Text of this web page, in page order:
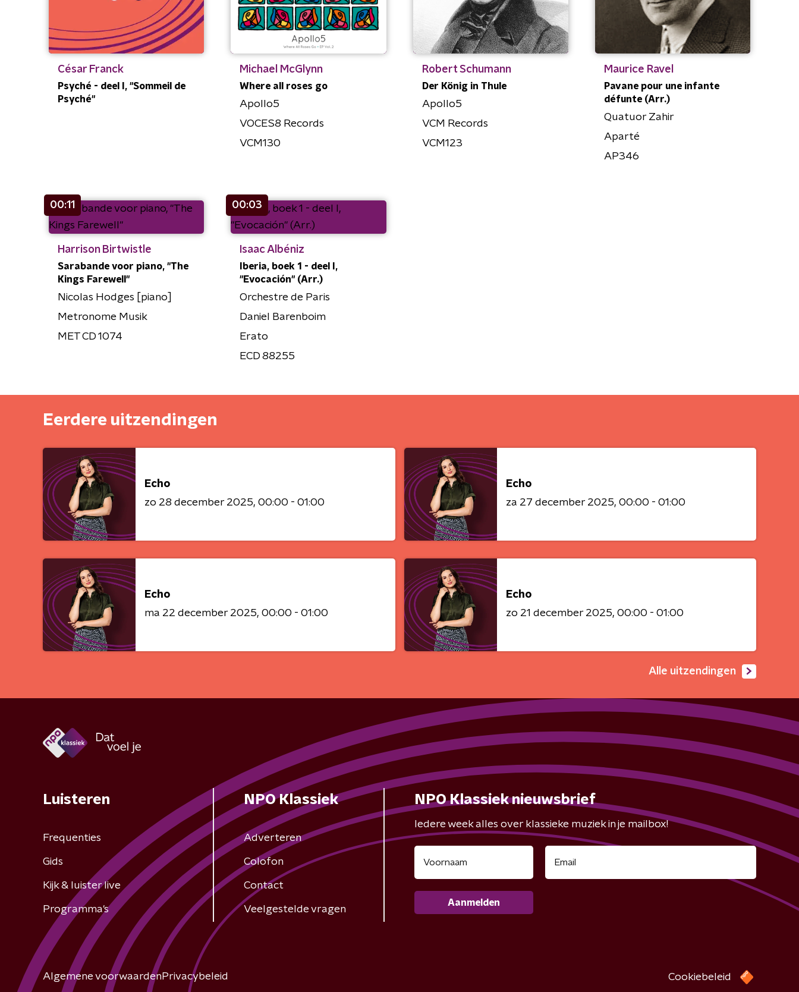
César Franck
Psyché - deel I, "Sommeil de
Psyché"
Michael McGlynn
Where all roses go
Apollo5
VOCES8 Records
VCM130
Robert Schumann
Der König in Thule
Apollo5
VCM Records
VCM123
Maurice Ravel
Pavane pour une infante
défunte (Arr.)
Quatuor Zahir
Aparté
AP346
00:11
Harrison Birtwistle
Sarabande voor piano, "The
Kings Farewell"
Nicolas Hodges [piano]
Metronome Musik
MET CD 1074
00:03
Isaac Albéniz
Iberia, boek 1 - deel I,
"Evocación" (Arr.)
Orchestre de Paris
Daniel Barenboim
Erato
ECD 88255
Eerdere uitzendingen
Echo
zo 28 december 2025 00:00 - 01:00
Echo
za 27 december 2025 00:00 - 01:00
Echo
ma 22 december 2025 00:00 - 01:00
Echo
zo 21 december 2025 00:00 - 01:00
Alle uitzendingen
Luisteren
Frequenties
Gids
Kijk & luister live
Programma's
NPO Klassiek
Adverteren
Colofon
Contact
Veelgestelde vragen
NPO Klassiek nieuwsbrief
Iedere week alles over klassieke muziek in je mailbox!
Aanmelden
Algemene voorwaardenPrivacybeleid Cookiebeleid